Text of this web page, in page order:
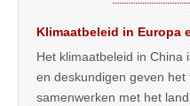
Klimaatbeleid in Europa
Het klimaatbeleid in China
en deskundigen geven
samenwerken met het